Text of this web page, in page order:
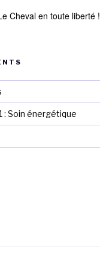
Cheval en toute liberté !
: Soin énergétique